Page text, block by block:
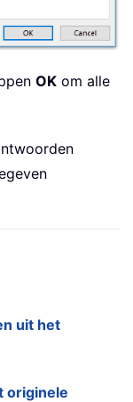
OK om alle
uit het
originele